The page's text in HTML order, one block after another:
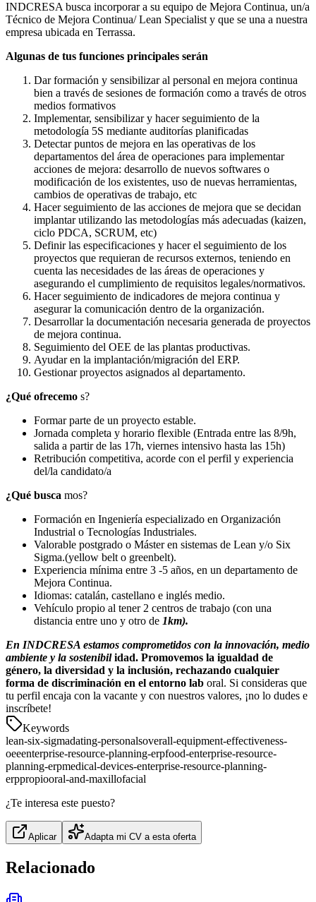
INDCRESA busca incorporar a su equipo de Mejora Continua, un/a
Técnico de Mejora Continua/ Lean Specialist y que se una a nuestra
empresa ubicada en Terrassa.
Algunas de tus funciones principales serán
Dar formación y sensibilizar al personal en mejora continua
bien a través de sesiones de formación como a través de otros
medios formativos
Implementar, sensibilizar y hacer seguimiento de la
metodología 5S mediante auditorías planificadas
Detectar puntos de mejora en las operativas de los
departamentos del área de operaciones para implementar
acciones de mejora: desarrollo de nuevos softwares o
modificación de los existentes, uso de nuevas herramientas,
cambios de operativas de trabajo, etc
Hacer seguimiento de las acciones de mejora que se decidan
implantar utilizando las metodologías más adecuadas (kaizen,
ciclo PDCA, SCRUM, etc)
Definir las especificaciones y hacer el seguimiento de los
proyectos que requieran de recursos externos, teniendo en
cuenta las necesidades de las áreas de operaciones y
asegurando el cumplimiento de requisitos legales/normativos.
Hacer seguimiento de indicadores de mejora continua y
asegurar la comunicación dentro de la organización.
Desarrollar la documentación necesaria generada de proyectos
de mejora continua.
Seguimiento del OEE de las plantas productivas.
Ayudar en la implantación/migración del ERP.
Gestionar proyectos asignados al departamento.
¿Qué ofrecemo s?
Formar parte de un proyecto estable.
Jornada completa y horario flexible (Entrada entre las 8/9h,
salida a partir de las 17h, viernes intensivo hasta las 15h)
Retribución competitiva, acorde con el perfil y experiencia
del/la candidato/a
¿Qué busca mos?
Formación en Ingeniería especializado en Organización
Industrial o Tecnologías Industriales.
Valorable postgrado o Máster en sistemas de Lean y/o Six
Sigma.(yellow belt o greenbelt).
Experiencia mínima entre 3 -5 años, en un departamento de
Mejora Continua.
Idiomas: catalán, castellano e inglés medio.
Vehículo propio al tener 2 centros de trabajo (con una
distancia entre uno y otro de 1km).
En INDCRESA estamos comprometidos con la innovación, medio
ambiente y la sostenibilidad. Promovemos la igualdad de
género, la diversidad y la inclusión, rechazando cualquier
forma de discriminación en el entorno lab oral. Si consideras que
tu perfil encaja con la vacante y con nuestros valores, ¡no lo dudes e
inscríbete!
Keywords
lean-six-sigmadating-personalsoverall-equipment-effectiveness-
oeeenterprise-resource-planning-erpfood-enterprise-resource-
planning-erpmedical-devices-enterprise-resource-planning-
erppropiooral-and-maxillofacial
¿Te interesa este puesto?
Aplicar Adapta mi CV a esta oferta
Relacionado